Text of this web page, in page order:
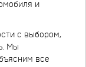
и
с выбором,
Мы
все